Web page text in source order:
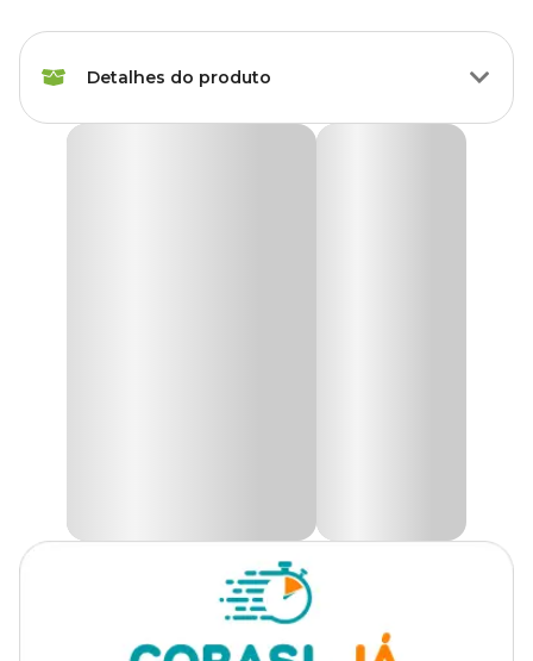
Marca
Detalhes do produto
farinha de camarão, levedura seca de cana de açúcar, fosfato
monocálcio, lecitina de soja, algas marinhas calcárias, glúten de
trigo, óleo de soja refinado, extrato de levedura, vitamina C,
etoquixin, ácido cítrico, beta caroteno, bixina, oleoresina de
páprica, corante artificial vermelho eritrosina.